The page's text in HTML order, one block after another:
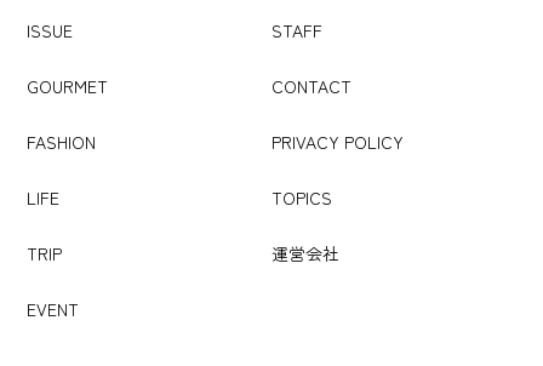
ISSUE STAFF
GOURMET CONTACT
FASHION PRIVACY POLICY
LIFE TOPICS
TRIP 運営会社
EVENT